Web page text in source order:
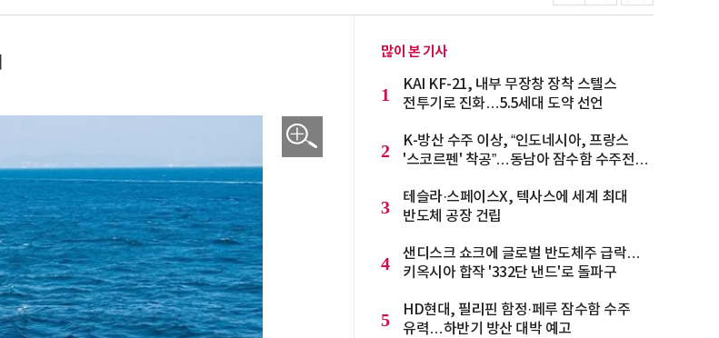
많이 본 기사
1
KAI KF-21, 내부 무장창 장착 스텔스
전투기로 진화…5.5세대 도약 선언
2
K-방산 수주 이상, “인도네시아, 프랑스
'스코르펜' 착공”…동남아 잠수함 수주전
3
테슬라·스페이스X, 텍사스에 세계 최대
반도체 공장 건립
4
샌디스크 쇼크에 글로벌 반도체주 급락…
키옥시아 합작 '332단 낸드'로 돌파구
5
HD현대, 필리핀 함정·페루 잠수함 수주
유력…하반기 방산 대박 예고